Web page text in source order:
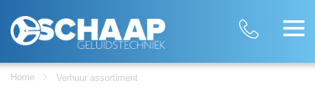
Home Verhuur assortiment